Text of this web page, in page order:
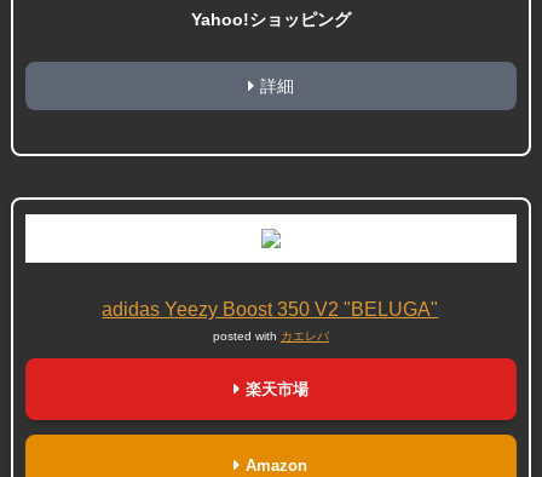
Yahoo!ショッピング
詳細
adidas Yeezy Boost 350 V2 "BELUGA"
posted with カエレバ
楽天市場
Amazon